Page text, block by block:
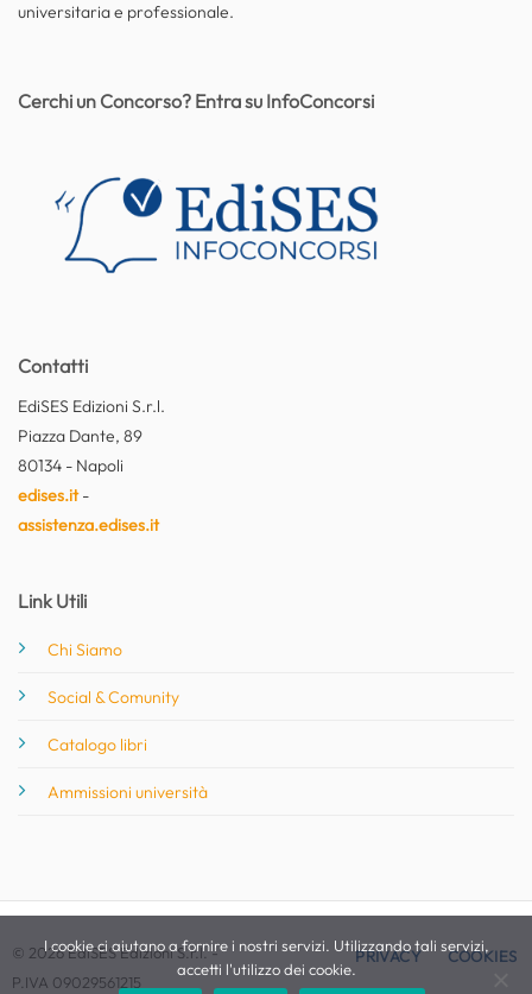
universitaria e professionale.
Contatti
EdiSES Edizioni S.r.l.
Piazza Dante, 89
80134 - Napoli
edises.it-
assistenza.edises.it
Link Utili
Chi Siamo
Social & Comunity
Catalogo libri
Ammissioni università
Cerchi un Concorso? Entra su InfoConcorsi
© 2026 EdiSES Edizioni S.r.l. -
P.IVA 09029561215
PRIVACY COOKIES
I cookie ci aiutano a fornire i nostri servizi. Utilizzando tali servizi,
accetti l'utilizzo dei cookie.